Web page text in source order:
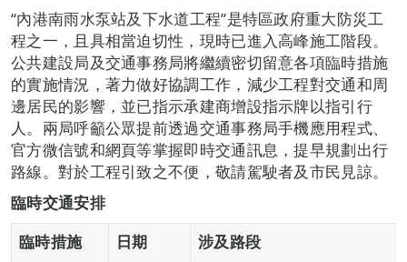
“內港南雨水泵站及下水道工程”是特區政府重大防災工
程之一，且具相當迫切性，現時已進入高峰施工階段。
公共建設局及交通事務局將繼續密切留意各項臨時措施
的實施情況，著力做好協調工作，減少工程對交通和周
邊居民的影響，並已指示承建商增設指示牌以指引行
人。兩局呼籲公眾提前透過交通事務局手機應用程式、
官方微信號和網頁等掌握即時交通訊息，提早規劃出行
路線。對於工程引致之不便，敬請駕駛者及市民見諒。
臨時交通安排
臨時措施
日期 涉及路段